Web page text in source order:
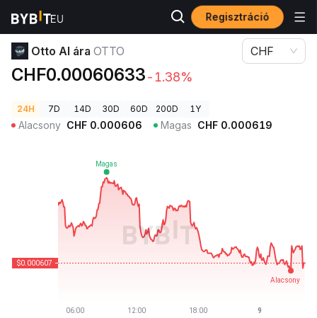
Regisztráció
Kriptovaluta árak
Otto AI ára OTTO
CHF0.00060633-1.38%
CHF
24H 7D 14D 30D 60D 200D 1Y
Alacsony CHF 0.000606 Magas CHF 0.000619